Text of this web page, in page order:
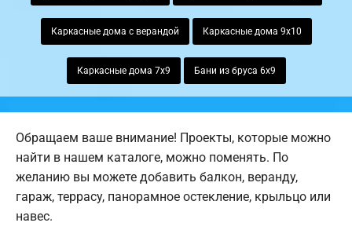
Каркасные дома с верандой Каркасные дома 9х10
Каркасные дома 7х9 Бани из бруса 6х9
Обращаем ваше внимание! Проекты, которые можно
найти в нашем каталоге, можно поменять. По
желанию вы можете добавить балкон, веранду,
гараж, террасу, панорамное остекление, крыльцо или
навес.